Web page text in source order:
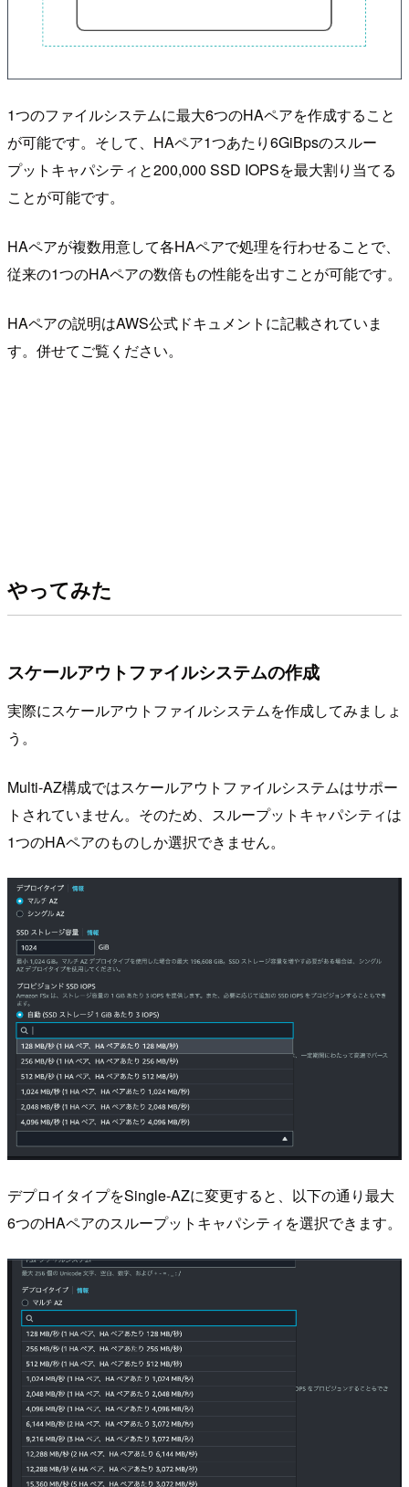
1つのファイルシステムに最大6つのHAペアを作成すること
が可能です。そして、HAペア1つあたり6GiBpsのスルー
プットキャパシティと200,000 SSD IOPSを最大割り当てる
ことが可能です。
HAペアが複数用意して各HAペアで処理を行わせることで、
従来の1つのHAペアの数倍もの性能を出すことが可能です。
HAペアの説明はAWS公式ドキュメントに記載されていま
す。併せてご覧ください。
やってみた
スケールアウトファイルシステムの作成
実際にスケールアウトファイルシステムを作成してみましょ
う。
Multi-AZ構成ではスケールアウトファイルシステムはサポー
トされていません。そのため、スループットキャパシティは
1つのHAペアのものしか選択できません。
デプロイタイプをSingle-AZに変更すると、以下の通り最大
6つのHAペアのスループットキャパシティを選択できます。